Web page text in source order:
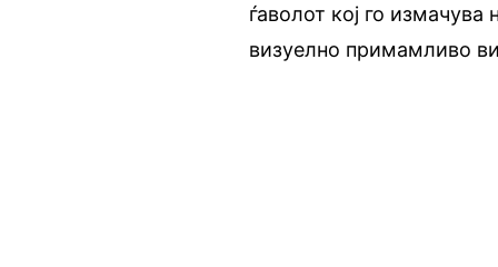
ѓаволот кој го измачува
визуелно примамливо